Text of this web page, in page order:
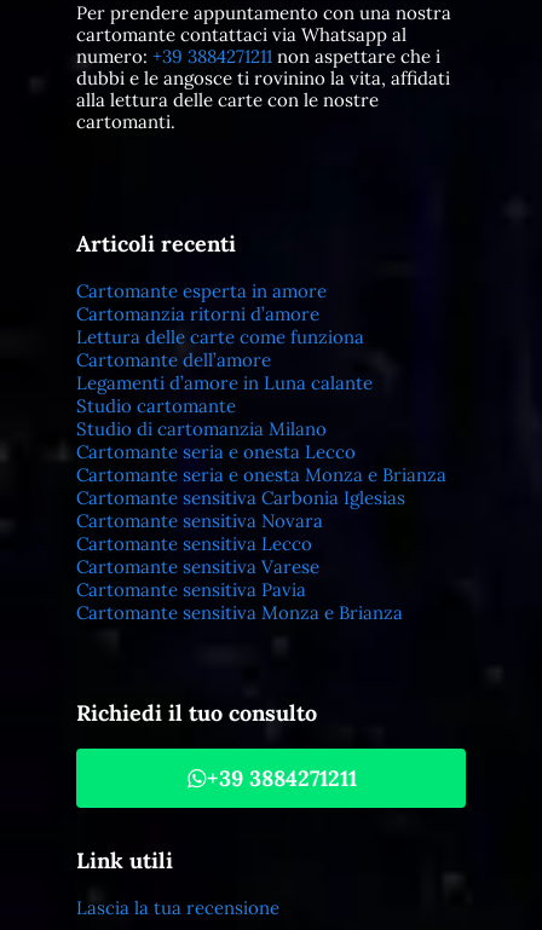
Per prendere appuntamento con una nostra
cartomante contattaci via Whatsapp al
numero: +39 3884271211non aspettare che i
dubbi e le angosce ti rovinino la vita, affidati
alla lettura delle carte con le nostre
cartomanti.
Articoli recenti
Cartomante esperta in amore
Cartomanzia ritorni d’amore
Lettura delle carte come funziona
Cartomante dell’amore
Legamenti d’amore in Luna calante
Studio cartomante
Studio di cartomanzia Milano
Cartomante seria e onesta Lecco
Cartomante seria e onesta Monza e Brianza
Cartomante sensitiva Carbonia Iglesias
Cartomante sensitiva Novara
Cartomante sensitiva Lecco
Cartomante sensitiva Varese
Cartomante sensitiva Pavia
Cartomante sensitiva Monza e Brianza
Richiedi il tuo consulto
+39 3884271211
Link utili
Lascia la tua recensione